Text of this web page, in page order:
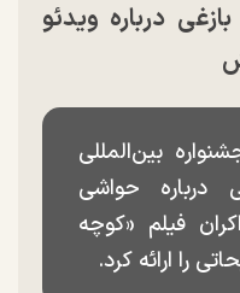
درباره ویدئو
بین‌المللی
درباره حواشی
فیلم «کوچه
را ارائه کرد.